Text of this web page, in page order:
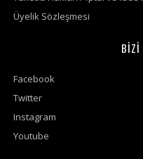
Üyelik Sözleşmesi
BİZİ
Facebook
Twitter
Instagram
Youtube